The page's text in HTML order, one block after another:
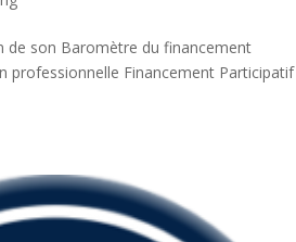
de son Baromètre du financement
professionnelle Financement Participatif